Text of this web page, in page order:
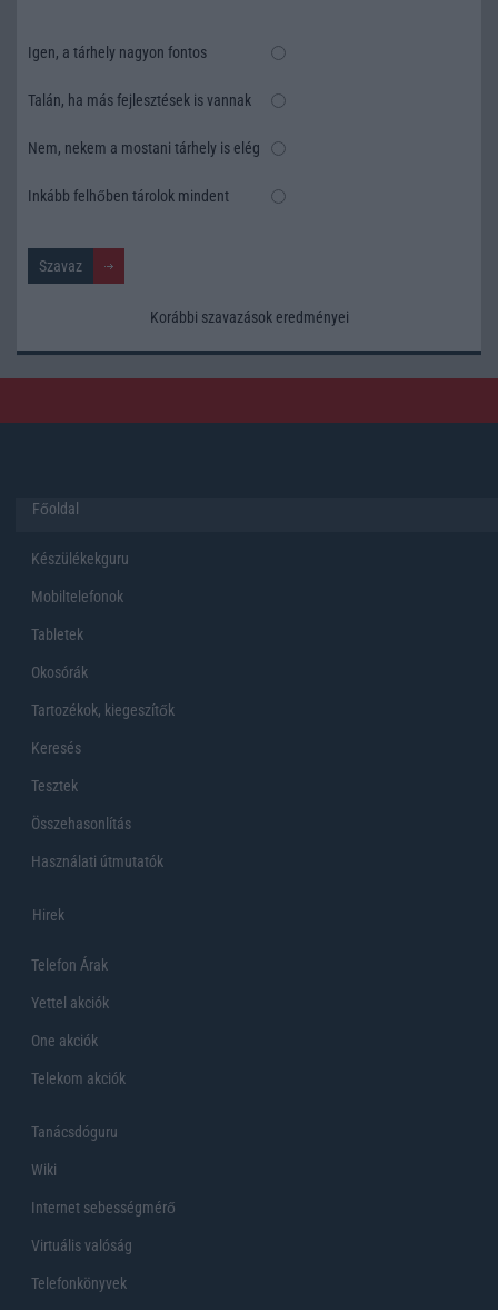
Igen, a tárhely nagyon fontos
Talán, ha más fejlesztések is vannak
Nem, nekem a mostani tárhely is elég
Inkább felhőben tárolok mindent
Korábbi szavazások eredményei
Főoldal
Készülékekguru
Mobiltelefonok
Tabletek
Okosórák
Tartozékok, kiegeszítők
Keresés
Tesztek
Összehasonlítás
Használati útmutatók
Hirek
Telefon Árak
Yettel akciók
One akciók
Telekom akciók
Tanácsdóguru
Wiki
Internet sebességmérő
Virtuális valóság
Telefonkönyvek